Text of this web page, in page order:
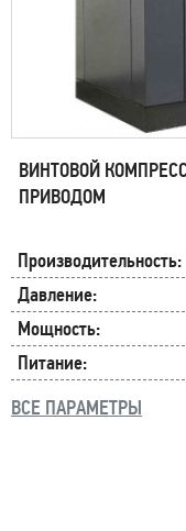
ВИНТОВОЙ
ПРИВОДОМ
Производительность:
Давление:
Мощность:
Питание:
ВСЕ ПАРАМЕТРЫ